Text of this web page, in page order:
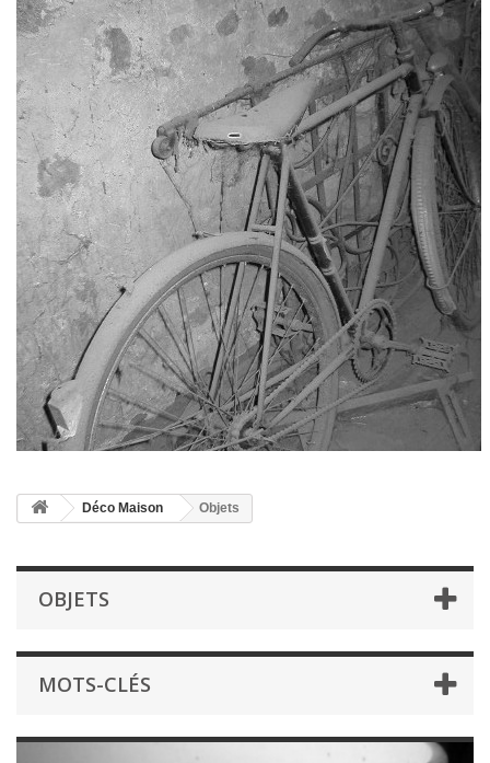
Déco Maison Objets
OBJETS
MOTS-CLÉS